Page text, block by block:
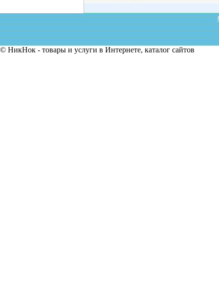
© НикНок - товары и услуги в Интернете, каталог сайтов